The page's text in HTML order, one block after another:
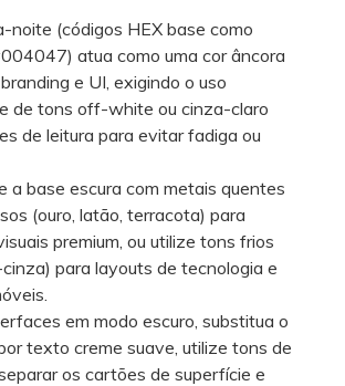
noite (códigos HEX base como
atua como uma cor âncora
e UI, exigindo o uso
de tons off-white ou cinza-claro
de leitura para evitar fadiga ou
base escura com metais quentes
(ouro, latão, terracota) para
premium, ou utilize tons frios
para layouts de tecnologia e
em modo escuro, substitua o
texto creme suave, utilize tons de
os cartões de superfície e